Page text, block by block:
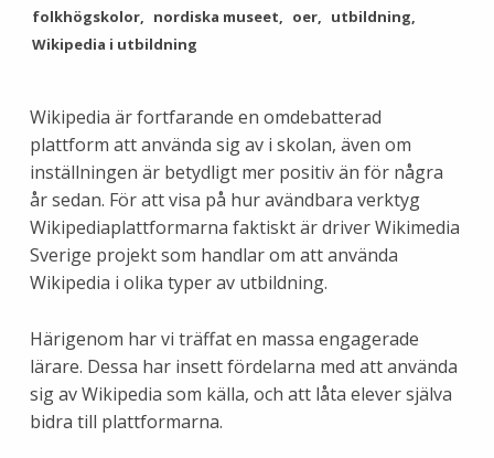
folkhögskolor
nordiska museet oer
utbildning
Wikipedia i utbildning
Wikipedia är fortfarande en omdebatterad
plattform att använda sig av i skolan, även om
inställningen är betydligt mer positiv än för några
år sedan. För att visa på hur avändbara verktyg
Wikipediaplattformarna faktiskt är driver Wikimedia
Sverige projekt som handlar om att använda
Wikipedia i olika typer av utbildning.
Härigenom har vi träffat en massa engagerade
lärare. Dessa har insett fördelarna med att använda
sig av Wikipedia som källa, och att låta elever själva
bidra till plattformarna.